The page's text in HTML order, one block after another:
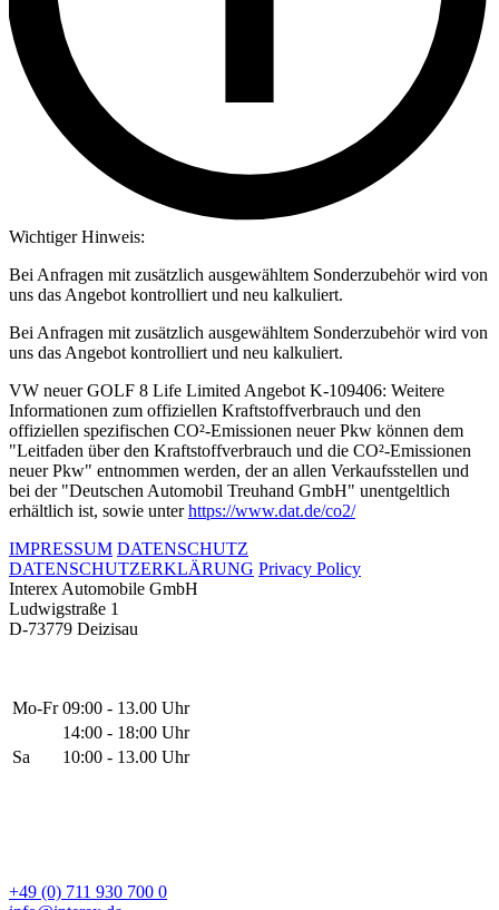
Wichtiger Hinweis:
Bei Anfragen mit zusätzlich ausgewähltem Sonderzubehör wird von
uns das Angebot kontrolliert und neu kalkuliert.
Bei Anfragen mit zusätzlich ausgewähltem Sonderzubehör wird von
uns das Angebot kontrolliert und neu kalkuliert.
VW neuer GOLF 8 Life Limited Angebot K-109406: Weitere
Informationen zum offiziellen Kraftstoffverbrauch und den
offiziellen spezifischen CO²-Emissionen neuer Pkw können dem
"Leitfaden über den Kraftstoffverbrauch und die CO²-Emissionen
neuer Pkw" entnommen werden, der an allen Verkaufsstellen und
bei der "Deutschen Automobil Treuhand GmbH" unentgeltlich
erhältlich ist, sowie unterhttps://www.dat.de/co2/
IMPRESSUM DATENSCHUTZ
DATENSCHUTZERKLÄRUNG Privacy Policy
Interex Automobile GmbH
Ludwigstraße 1
D-73779 Deizisau
Mo-Fr 09:00 - 13.00 Uhr
14:00 - 18:00 Uhr
Sa
10:00 - 13.00 Uhr
+49 (0) 711 930 700 0